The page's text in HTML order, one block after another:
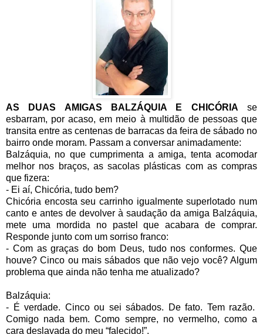
AS DUAS AMIGAS BALZÁQUIA E CHICÓRIA se
esbarram, por acaso, em meio à multidão de pessoas que
transita entre as centenas de barracas da feira de sábado no
bairro onde moram. Passam a conversar animadamente:
Balzáquia, no que cumprimenta a amiga, tenta acomodar
melhor nos braços, as sacolas plásticas com as compras
que fizera:
- Ei aí, Chicória, tudo bem?
Chicória encosta seu carrinho igualmente superlotado num
canto e antes de devolver à saudação da amiga Balzáquia,
mete uma mordida no pastel que acabara de comprar.
Responde junto com um sorriso franco:
- Com as graças do bom Deus, tudo nos conformes. Que
houve? Cinco ou mais sábados que não vejo você? Algum
problema que ainda não tenha me atualizado?
Balzáquia:
- É verdade. Cinco ou sei sábados. De fato. Tem razão.
Comigo nada bem. Como sempre, no vermelho, como a
cara deslavada do meu “falecido!”.